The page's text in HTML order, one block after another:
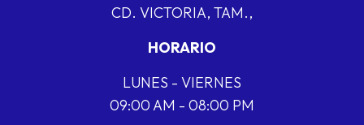
CD. VICTORIA, TAM.,
HORARIO
LUNES - VIERNES
09:00 AM - 08:00 PM